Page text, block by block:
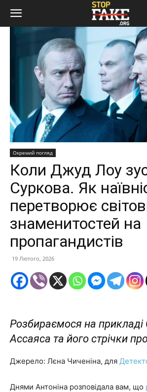
Окремий погляд
Коли Джуд Лоу
Суркова. Як
перетворює
знаменитостей на
пропагандистів
19 Лютого, 2026
Розбираємося на прикладі
Ассаяса та його стрічки
Джерело: Лєна Чиченіна, для
Днями Антоніна розповідала вам, що